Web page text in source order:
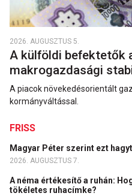
2026. AUGUSZTUS 5.
A külföldi befektetők
makrogazdasági
A piacok növekedésorientált
kormányváltással.
FRISS
Magyar Péter szerint ezt
2026. AUGUSZTUS 7.
A néma értékesítő a ruhán:
tökéletes ruhacímke?